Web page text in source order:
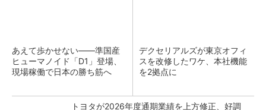
あえて歩かせない――準国産
ヒューマノイド「D1」登場、
現場稼働で日本の勝ち筋へ
デクセリアルズが東京オフィ
スを改修したワケ、本社機能
を2拠点に
トヨタが2026年度通期業績を上方修正、好調